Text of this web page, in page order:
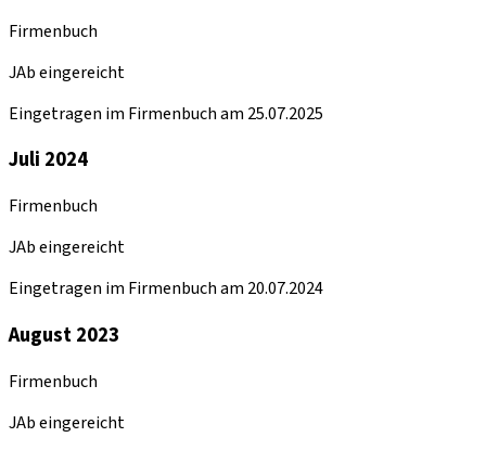
Firmenbuch
JAb eingereicht
Eingetragen im Firmenbuch am 25.07.2025
Juli 2024
Firmenbuch
JAb eingereicht
Eingetragen im Firmenbuch am 20.07.2024
August 2023
Firmenbuch
JAb eingereicht